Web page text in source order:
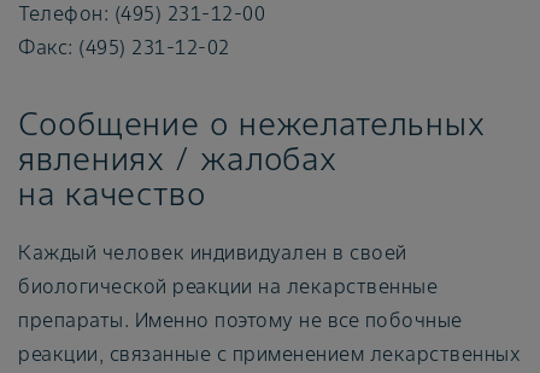
Телефон: (495) 231-12-00
Факс: (495) 231-12-02
Сообщение о нежелательных
явлениях / жалобах
на качество
Каждый человек индивидуален в своей
биологической реакции на лекарственные
препараты. Именно поэтому не все побочные
реакции, связанные с применением лекарственных